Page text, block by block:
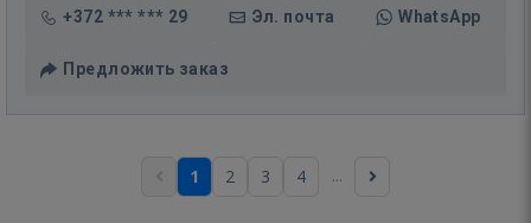
+372 *** *** 29 Эл. почта WhatsApp
Предложить заказ
1 2 3 4 ...